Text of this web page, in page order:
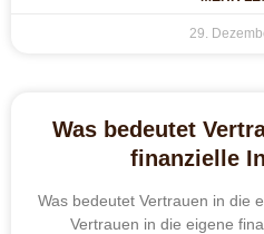
29.
Was bedeutet
finanzielle
Was bedeutet Vertrauen in die
Vertrauen in die eigene